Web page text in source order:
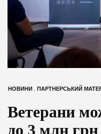
НОВИНИ , ПАРТНЕРСЬКИЙ
Ветерани
до 3 млн